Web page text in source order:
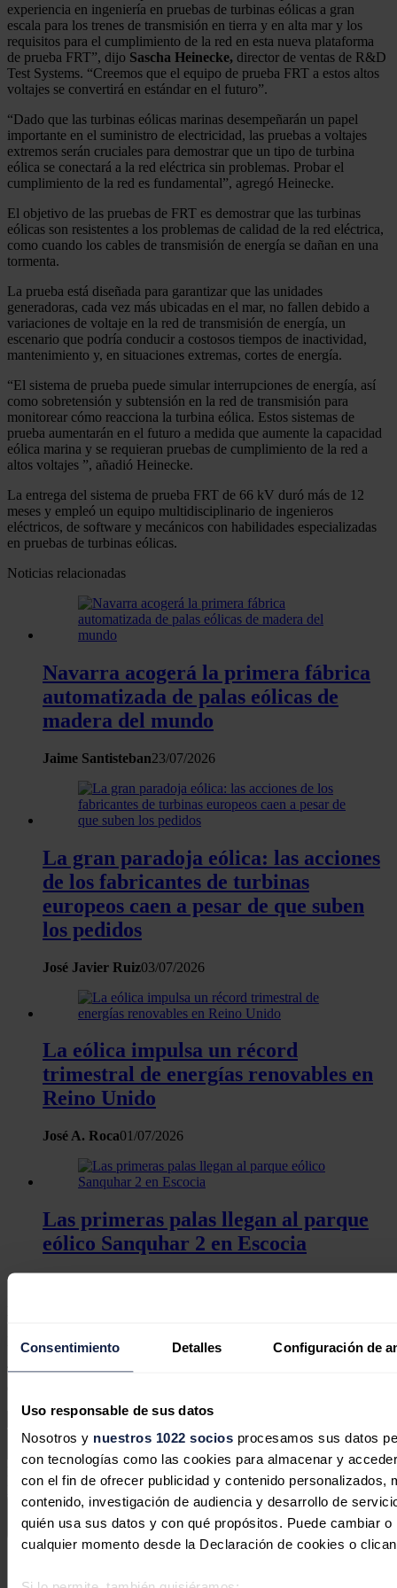
Consentimiento Detalles Configuración de
Uso responsable de sus datos
Nosotros y nuestros 1022 sociosprocesamos sus datos
con tecnologías como las cookies para almacenar y
con el fin de ofrecer publicidad y contenido personalizados,
contenido, investigación de audiencia y desarrollo de
quién usa sus datos y con qué propósitos. Puede cambiar
cualquier momento desde la Declaración de cookies o
experiencia en ingeniería en pruebas de turbinas eólicas a gran
escala para los trenes de transmisión en tierra y en alta mar y los
requisitos para el cumplimiento de la red en esta nueva plataforma
de prueba FRT”, dijo Sascha Heinecke, director de ventas de R&D
Test Systems. “Creemos que el equipo de prueba FRT a estos altos
voltajes se convertirá en estándar en el futuro”.
“Dado que las turbinas eólicas marinas desempeñarán un papel
importante en el suministro de electricidad, las pruebas a voltajes
extremos serán cruciales para demostrar que un tipo de turbina
eólica se conectará a la red eléctrica sin problemas. Probar el
cumplimiento de la red es fundamental”, agregó Heinecke.
El objetivo de las pruebas de FRT es demostrar que las turbinas
eólicas son resistentes a los problemas de calidad de la red eléctrica,
como cuando los cables de transmisión de energía se dañan en una
tormenta.
La prueba está diseñada para garantizar que las unidades
generadoras, cada vez más ubicadas en el mar, no fallen debido a
variaciones de voltaje en la red de transmisión de energía, un
escenario que podría conducir a costosos tiempos de inactividad,
mantenimiento y, en situaciones extremas, cortes de energía.
“El sistema de prueba puede simular interrupciones de energía, así
como sobretensión y subtensión en la red de transmisión para
monitorear cómo reacciona la turbina eólica. Estos sistemas de
prueba aumentarán en el futuro a medida que aumente la capacidad
eólica marina y se requieran pruebas de cumplimiento de la red a
altos voltajes ”, añadió Heinecke.
La entrega del sistema de prueba FRT de 66 kV duró más de 12
meses y empleó un equipo multidisciplinario de ingenieros
eléctricos, de software y mecánicos con habilidades especializadas
en pruebas de turbinas eólicas.
Noticias relacionadas
Navarra acogerá la primera fábrica
automatizada de palas eólicas de
madera del mundo
Jaime Santisteban23/07/2026
La gran paradoja eólica: las acciones
de los fabricantes de turbinas
europeos caen a pesar de que suben
los pedidos
José Javier Ruiz03/07/2026
La eólica impulsa un récord
trimestral de energías renovables en
Reino Unido
José A. Roca01/07/2026
Las primeras palas llegan al parque
eólico Sanquhar 2 en Escocia
Deja tu comentario
Tu dirección de correo electrónico no será publicada. Todos los
Este sitio web está protegido por reCAPTCHA y la
Política de
privacidady Términos de serviciode Google aplican.
Enviar comentario